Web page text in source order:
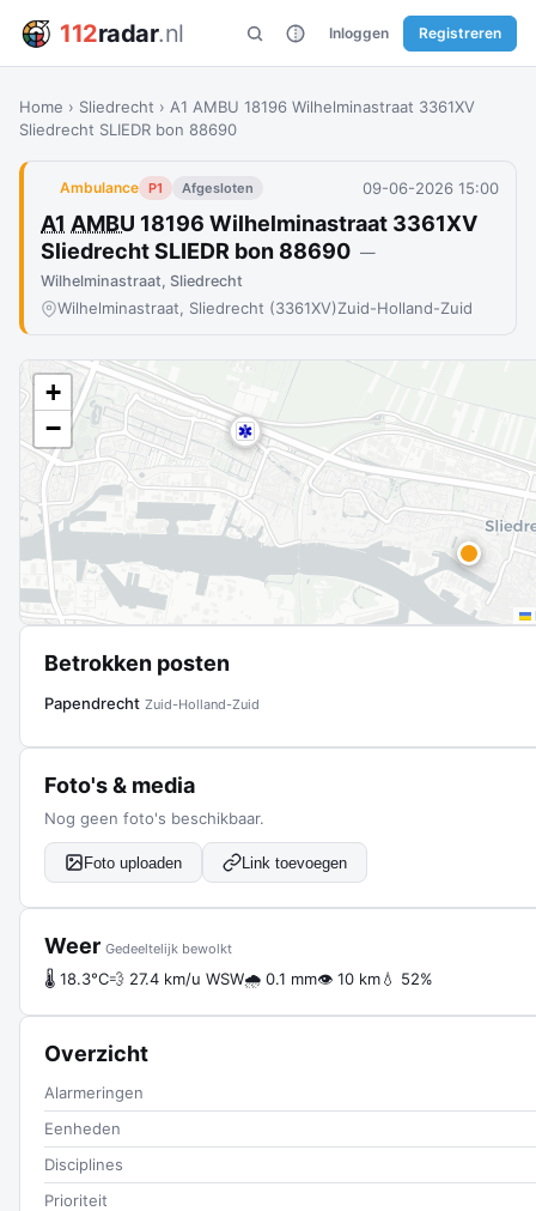
112radar.nl Inloggen Registreren
Home › Sliedrecht › A1 AMBU 18196 Wilhelminastraat 3361XV
Sliedrecht SLIEDR bon 88690
Ambulance P1 Afgesloten 09-06-2026 15:00
A1 AMBU 18196 Wilhelminastraat 3361XV
Sliedrecht SLIEDR bon 88690 —
Wilhelminastraat, Sliedrecht
Wilhelminastraat, Sliedrecht (3361XV)Zuid-Holland-Zuid
+
−
Betrokken posten
Papendrecht Zuid-Holland-Zuid
Foto's & media
Nog geen foto's beschikbaar.
Foto uploaden Link toevoegen
Weer Gedeeltelijk bewolkt
🌡 18.3°C💨 27.4 km/u WSW🌧 0.1 mm👁 10 km💧 52%
Overzicht
Alarmeringen
Eenheden
Disciplines
Prioriteit